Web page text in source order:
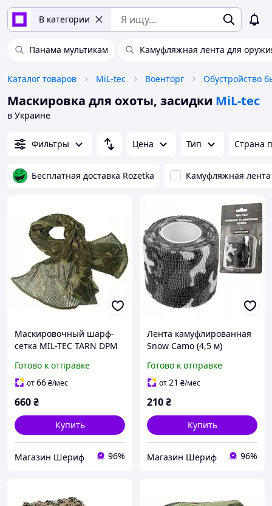
В категории
Панама мультикам Камуфляжная лента для
Каталог товаров MiL-tec Военторг Обустройство
Маскировка для охоты, засидки MiL-tec
в Украине
Фильтры Цена Тип Страна
Бесплатная доставка Rozetka Камуфляжная лента
Маскировочный шарф-
сетка MIL-TEC TARN DPM
Готово к отправке
от66₴/мес
660₴
Купить
Магазин Шериф 96%
Лента камуфлированная
Snow Camo (4,5 м)
Готово к отправке
от21 ₴/мес
210₴
Купить
Магазин Шериф 96%